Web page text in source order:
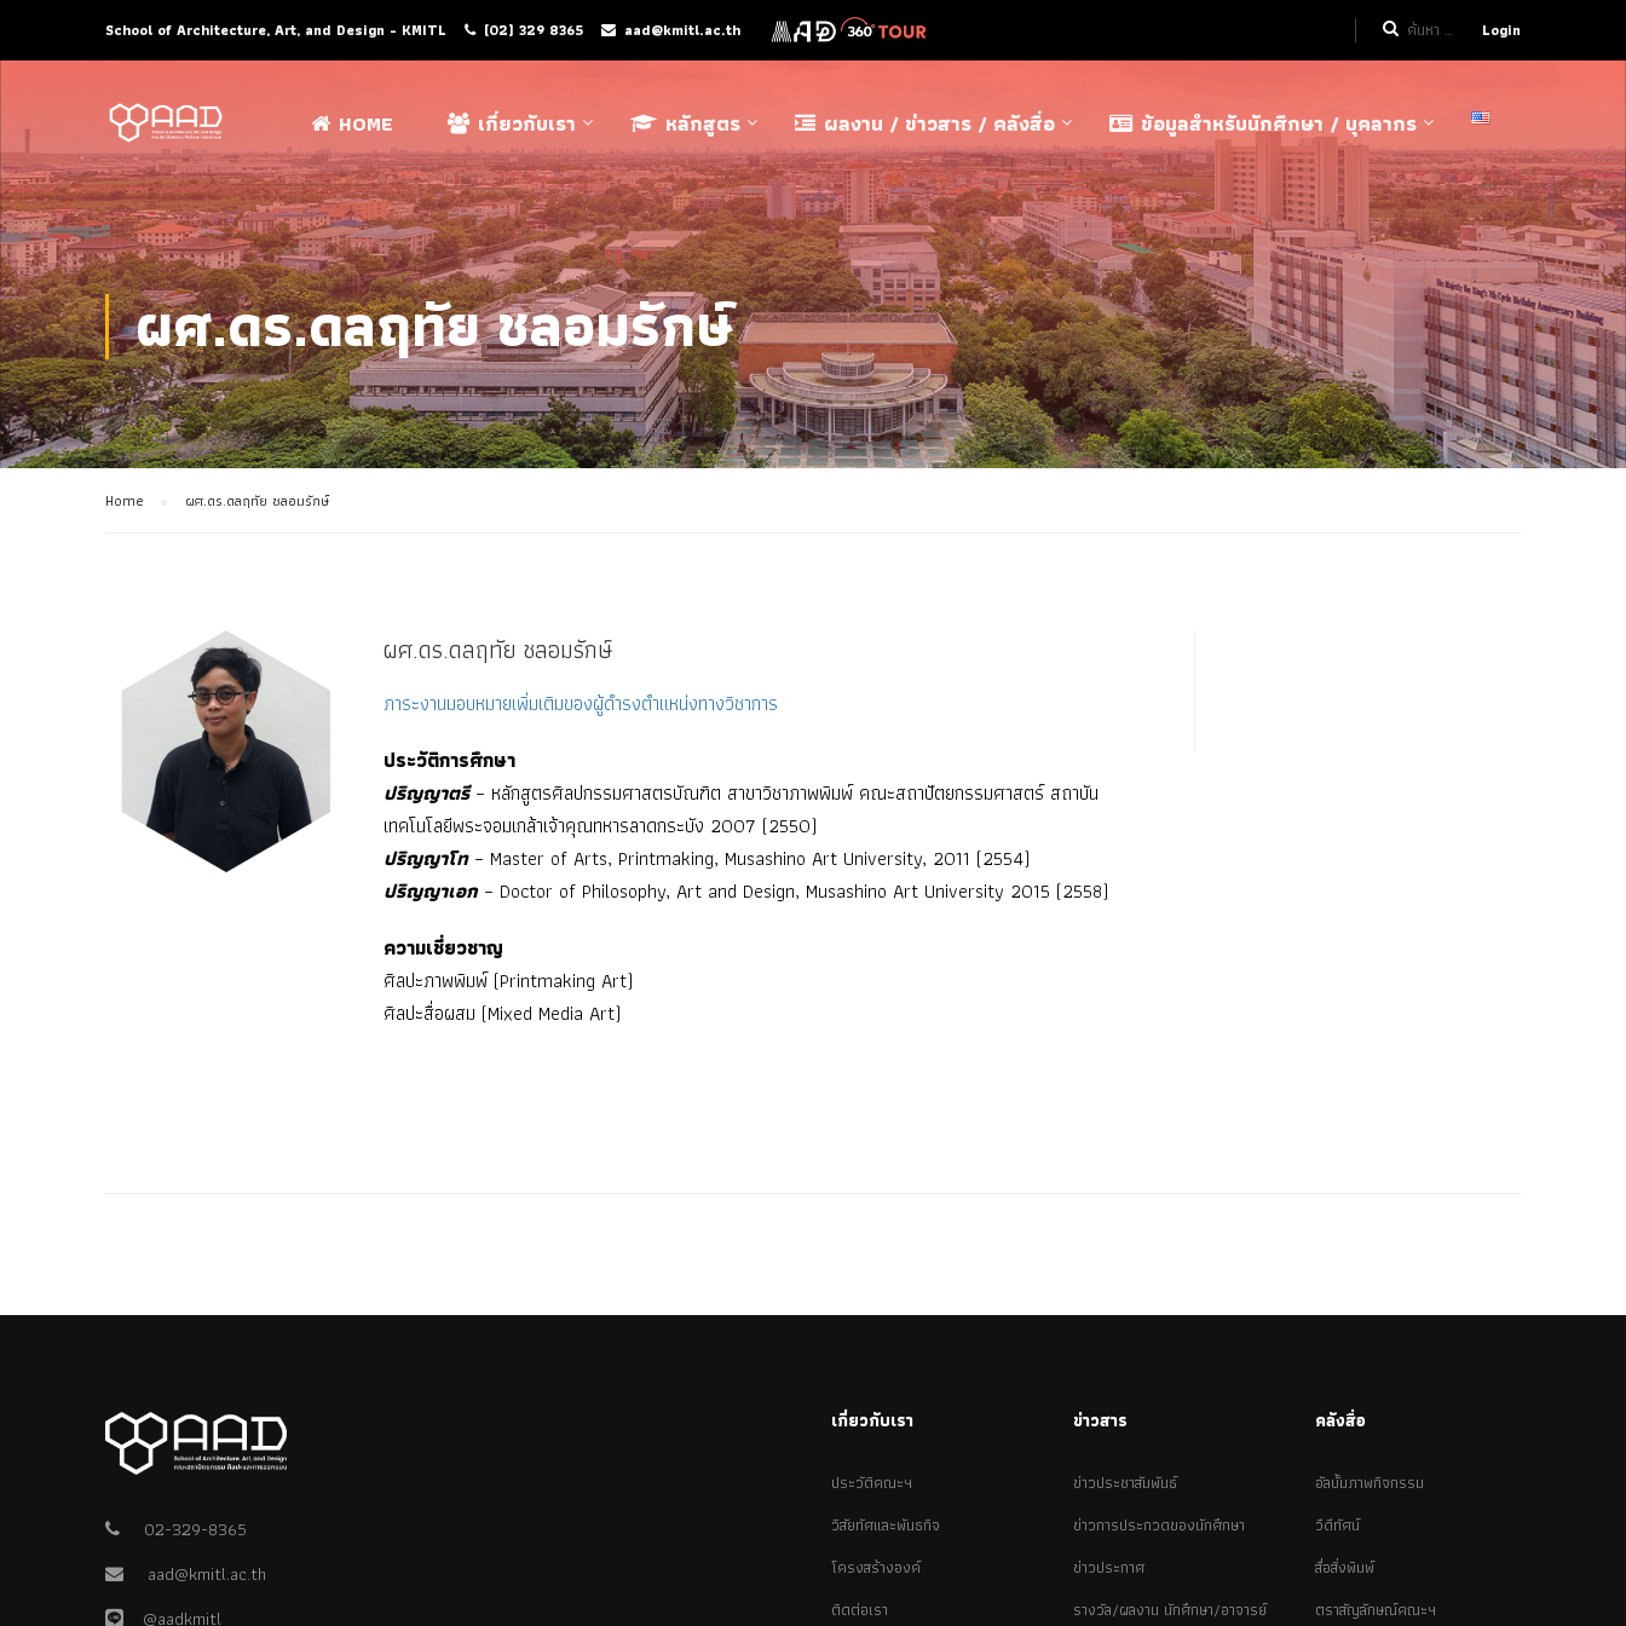
School of Architecture, Art, and Design - KMITL (02) 329 8365 aad@kmitl.ac.th Login
HOME เกี่ยวกับเรา หลักสูตร ผลงาน / ข่าวสาร / คลังสื่อ ข้อมูลสำหรับนักศึกษา / บุคลากร
ผศ.ดร.ดลฤทัย ชลอมรักษ์
Home ผศ.ดร.ดลฤทัย ชลอมรักษ์
ผศ.ดร.ดลฤทัย ชลอมรักษ์
ภาระงานมอบหมายเพิ่มเติมของผู้ดำรงตำแหน่งทางวิชาการ
ประวัติการศึกษา
ปริญญาตรี– หลักสูตรศิลปกรรมศาสตรบัณฑิต สาขาวิชาภาพพิมพ์ คณะสถาปัตยกรรมศาสตร์ สถาบัน
เทคโนโลยีพระจอมเกล้าเจ้าคุณทหารลาดกระบัง 2007 (2550)
ปริญญาโท– Master of Arts, Printmaking, Musashino Art University, 2011 (2554)
ปริญญาเอก – Doctor of Philosophy, Art and Design, Musashino Art University 2015 (2558)
ความเชี่ยวชาญ
ศิลปะภาพพิมพ์ (Printmaking Art)
ศิลปะสื่อผสม (Mixed Media Art)
02-329-8365
aad@kmitl.ac.th
@aadkmitl
เกี่ยวกับเรา
ประวัติคณะฯ
วิสัยทัศและพันธกิจ
โครงสร้างองค์
ติดต่อเรา
ข่าวสาร
ข่าวประชาสัมพันธ์
ข่าวการประกวดของนักศึกษา
ข่าวประกาศ
รางวัล/ผลงาน นักศึกษา/อาจารย์
คลังสื่อ
อัลบั้มภาพกิจกรรม
วีดีทัศน์
สื่อสิ่งพิมพ์
ตราสัญลักษณ์คณะฯ